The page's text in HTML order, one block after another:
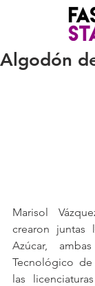
Algodón
Marisol
crearon juntas
Azúcar,
Tecnológico de
las